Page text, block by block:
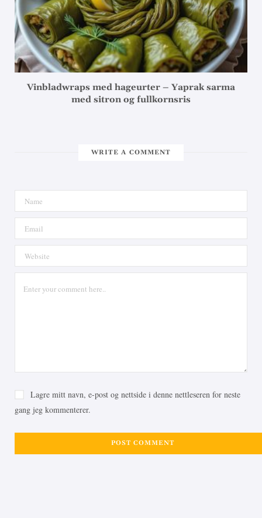
Vinbladwraps med hageurter – Yaprak sarma
med sitron og fullkornsris
WRITE A COMMENT
Lagre mitt navn, e-post og nettside i denne nettleseren for neste
gang jeg kommenterer.